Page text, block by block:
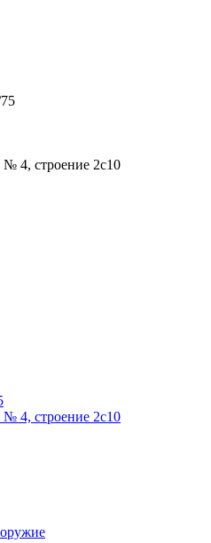
№ 4, строение 2с10
№ 4, строение 2с10